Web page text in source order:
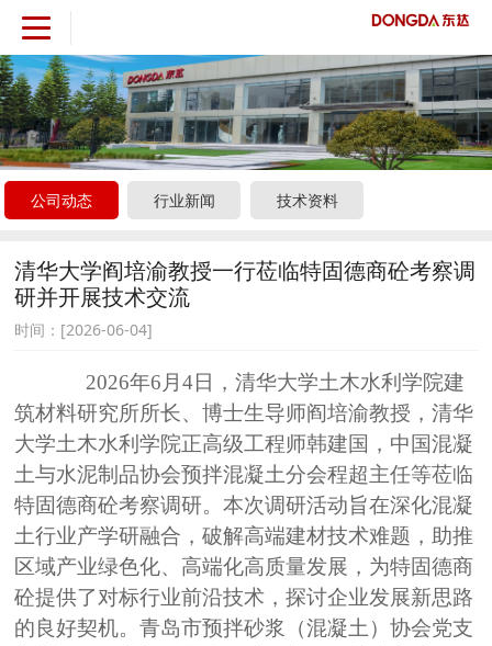
公司动态 行业新闻 技术资料
清华大学阎培渝教授一行莅临特固德商砼考察调
研并开展技术交流
时间：[2026-06-04]
2026年6月4日，清华大学土木水利学院建
筑材料研究所所长、博士生导师阎培渝教授，清华
大学土木水利学院正高级工程师韩建国，中国混凝
土与水泥制品协会预拌混凝土分会程超主任等莅临
特固德商砼考察调研。本次调研活动旨在深化混凝
土行业产学研融合，破解高端建材技术难题，助推
区域产业绿色化、高端化高质量发展，为特固德商
砼提供了对标行业前沿技术，探讨企业发展新思路
的良好契机。青岛市预拌砂浆（混凝土）协会党支